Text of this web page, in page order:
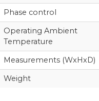
Phase control
Operating Ambient
Temperature
Measurements (WxHxD)
Weight